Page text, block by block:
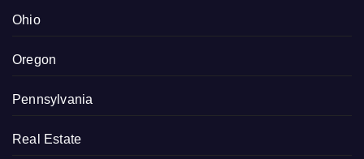
Ohio
Oregon
Pennsylvania
Real Estate